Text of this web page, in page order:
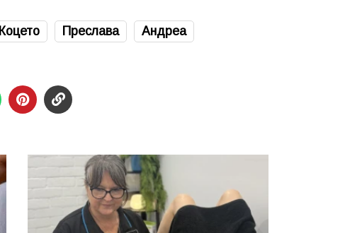
Коцето Преслава
Андреа